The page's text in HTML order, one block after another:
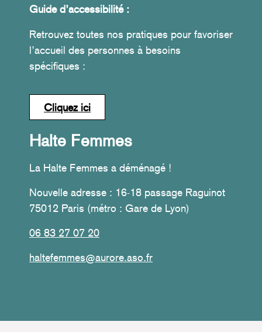
Guide d’accessibilité :
Retrouvez toutes nos pratiques pour favoriser
l’accueil des personnes à besoins
spécifiques :
Cliquez ici
Halte Femmes
La Halte Femmes a déménagé !
Nouvelle adresse : 16-18 passage Raguinot
75012 Paris (métro : Gare de Lyon)
06 83 27 07 20
haltefemmes@aurore.aso.fr